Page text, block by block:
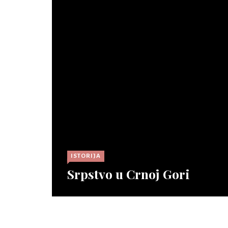
ISTORIJA
Srpstvo u Crnoj Gori